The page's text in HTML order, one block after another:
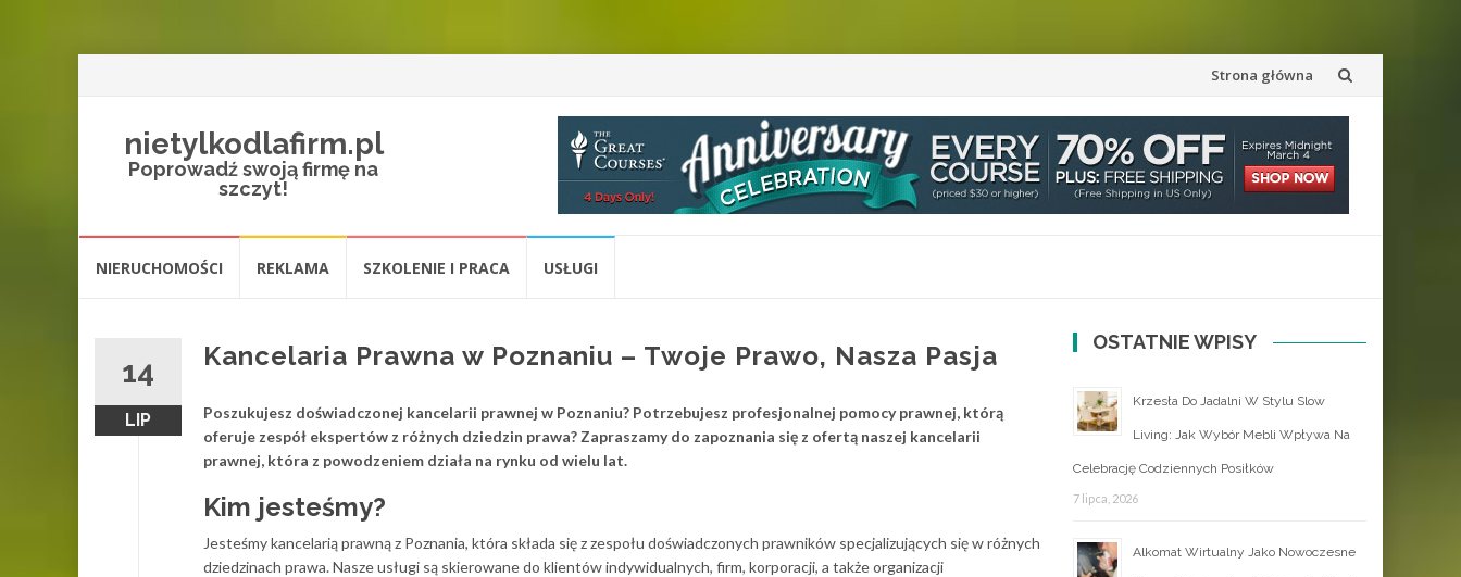
Przejdź
do
treści
Strona główna
nietylkodlafirm.pl
Poprowadź swoją firmę na
szczyt!
NIERUCHOMOŚCI REKLAMA SZKOLENIE I PRACA USŁUGI
14
LIP
Kancelaria Prawna w Poznaniu – Twoje Prawo, Nasza Pasja
Poszukujesz doświadczonej kancelarii prawnej w Poznaniu? Potrzebujesz profesjonalnej pomocy prawnej, którą
oferuje zespół ekspertów z różnych dziedzin prawa? Zapraszamy do zapoznania się z ofertą naszej kancelarii
prawnej, która z powodzeniem działa na rynku od wielu lat.
Kim jesteśmy?
Jesteśmy kancelarią prawną z Poznania, która składa się z zespołu doświadczonych prawników specjalizujących się w różnych
dziedzinach prawa. Nasze usługi są skierowane do klientów indywidualnych, firm, korporacji, a także organizacji
OSTATNIE WPISY
Krzesła Do Jadalni W Stylu Slow
Living: Jak Wybór Mebli Wpływa Na
Celebrację Codziennych Posiłków
7 lipca, 2026
Alkomat Wirtualny Jako Nowoczesne